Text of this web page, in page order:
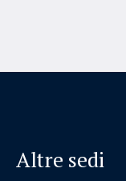
Altre sedi